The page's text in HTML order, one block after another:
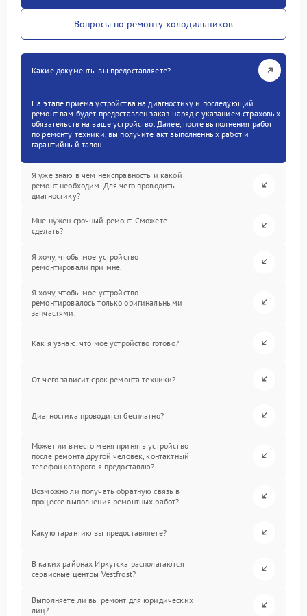
Вопросы по ремонту холодильников
Какие документы вы предоставляете?
На этапе приема устройства на диагностику и последующий
ремонт вам будет предоставлен заказ-наряд с указанием страховых
обязательств на ваше устройство. Далее, после выполнения работ
по ремонту техники, вы получите акт выполненных работ и
гарантийный талон.
Я уже знаю в чем неисправность и какой
ремонт необходим. Для чего проводить
диагностику?
Мне нужен срочный ремонт. Сможете
сделать?
Я хочу, чтобы мое устройство
ремонтировали при мне.
Я хочу, чтобы мое устройство
ремонтировалось только оригинальными
запчастями.
Как я узнаю, что мое устройство готово?
От чего зависит срок ремонта техники?
Диагностика проводится бесплатно?
Может ли вместо меня принять устройство
после ремонта другой человек, контактный
телефон которого я предоставлю?
Возможно ли получать обратную связь в
процессе выполнения ремонтных работ?
Какую гарантию вы предоставляете?
В каких районах Иркутска располагаются
сервисные центры Vestfrost?
Выполняете ли вы ремонт для юридических
лиц?